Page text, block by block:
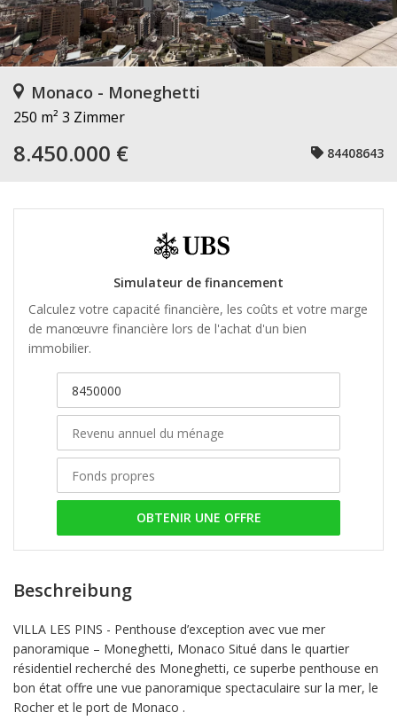
Monaco - Moneghetti
250 m² 3 Zimmer
8.450.000 € 84408643
Simulateur de financement
Calculez votre capacité financière, les coûts et votre marge
de manœuvre financière lors de l'achat d'un bien
immobilier.
OBTENIR UNE OFFRE
Beschreibung
VILLA LES PINS - Penthouse d’exception avec vue mer
panoramique – Moneghetti, Monaco Situé dans le quartier
résidentiel recherché des Moneghetti, ce superbe penthouse en
bon état offre une vue panoramique spectaculaire sur la mer, le
Rocher et le port de Monaco .